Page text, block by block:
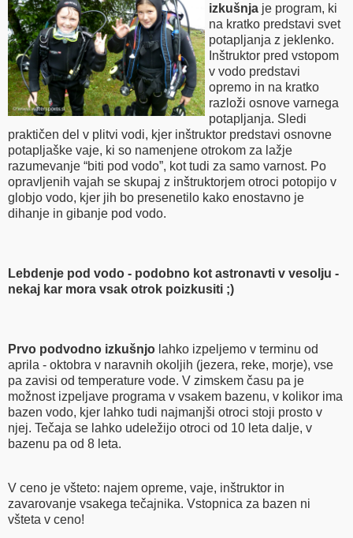
izkušnja je program, ki
na kratko predstavi svet
potapljanja z jeklenko.
Inštruktor pred vstopom
v vodo predstavi
opremo in na kratko
razloži osnove varnega
potapljanja. Sledi
praktičen del v plitvi vodi, kjer inštruktor predstavi osnovne
potapljaške vaje, ki so namenjene otrokom za lažje
razumevanje “biti pod vodo”, kot tudi za samo varnost. Po
opravljenih vajah se skupaj z inštruktorjem otroci potopijo v
globjo vodo, kjer jih bo presenetilo kako enostavno je
dihanje in gibanje pod vodo.
Lebdenje pod vodo - podobno kot astronavti v vesolju -
nekaj kar mora vsak otrok poizkusiti ;)
Prvo podvodno izkušnjo lahko izpeljemo v terminu od
aprila - oktobra v naravnih okoljih (jezera, reke, morje), vse
pa zavisi od temperature vode. V zimskem času pa je
možnost izpeljave programa v vsakem bazenu, v kolikor ima
bazen vodo, kjer lahko tudi najmanjši otroci stoji prosto v
njej. Tečaja se lahko udeležijo otroci od 10 leta dalje, v
bazenu pa od 8 leta.
V ceno je všteto: najem opreme, vaje, inštruktor in
zavarovanje vsakega tečajnika. Vstopnica za bazen ni
všteta v ceno!